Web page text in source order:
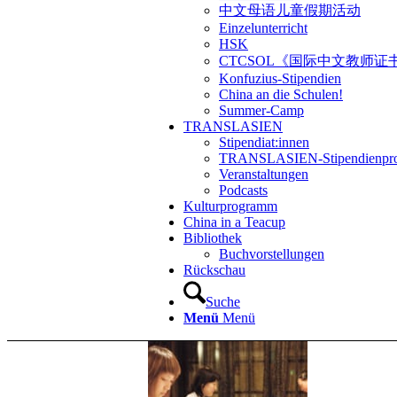
中文母语儿童假期活动
Einzelunterricht
HSK
CTCSOL《国际中文教师证
Konfuzius-Stipendien
China an die Schulen!
Summer-Camp
TRANSLASIEN
Stipendiat:innen
TRANSLASIEN-
Veranstaltungen
Podcasts
Kulturprogramm
China in a Teacup
Bibliothek
Buchvorstellungen
Rückschau
Suche
Menü Menü